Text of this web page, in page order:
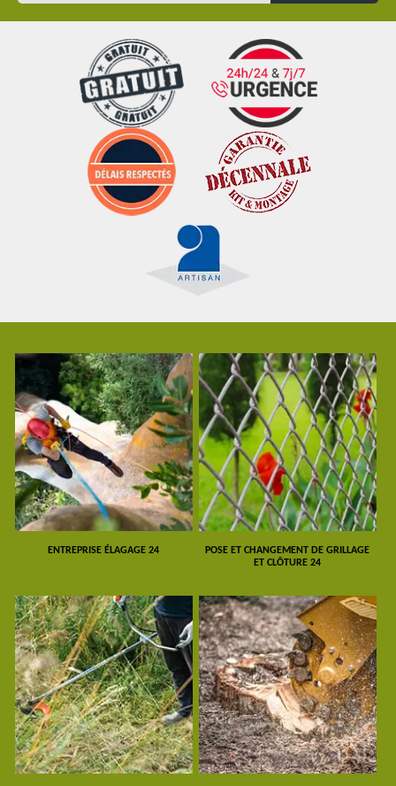
ENTREPRISE ÉLAGAGE 24
POSE ET CHANGEMENT DE GRILLAGE
ET CLÔTURE 24